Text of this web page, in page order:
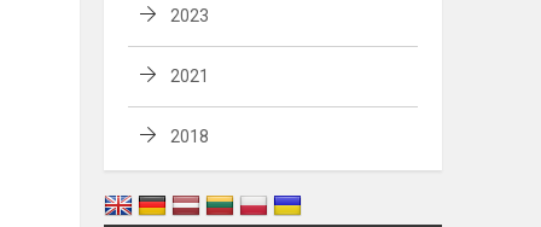
2023
2021
2018